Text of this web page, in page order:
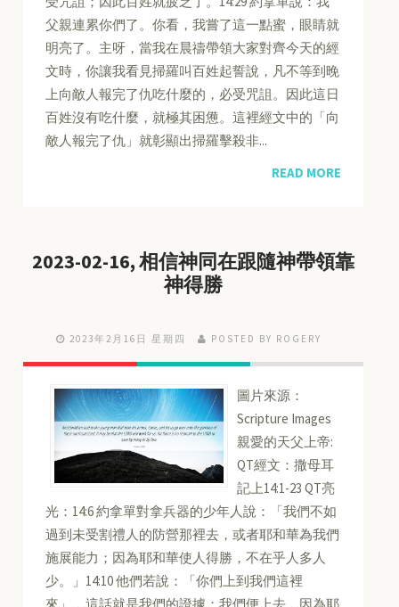
父親連累你們了。你看，我嘗了這一點蜜，眼睛就
明亮了。主呀，當我在晨禱帶領大家對齊今天的經
文時，你讓我看見掃羅叫百姓起誓說，凡不等到晚
上向敵人報完了仇吃什麼的，必受咒詛。因此這日
百姓沒有吃什麼，就極其困憊。這裡經文中的「向
敵人報完了仇」就彰顯出掃羅擊殺非...
READ MORE
2023-02-16, 相信神同在跟隨神帶領靠
神得勝
2023年2月16日 星期四 POSTED BY ROGERY
圖片來源：
Scripture Images
親愛的天父上帝:
QT經文：撒母耳
記上14:1-23 QT亮
光：14:6 約拿單對拿兵器的少年人說：「我們不如
過到未受割禮人的防營那裡去，或者耶和華為我們
施展能力；因為耶和華使人得勝，不在乎人多人
少。」14:10 他們若說：「你們上到我們這裡
來」，這話就是我們的證據；我們便上去，因為耶